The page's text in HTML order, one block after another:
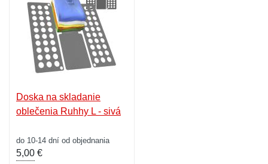
Doska na skladanie
oblečenia Ruhhy L - sivá
do 10-14 dní od objednania
5,00 €